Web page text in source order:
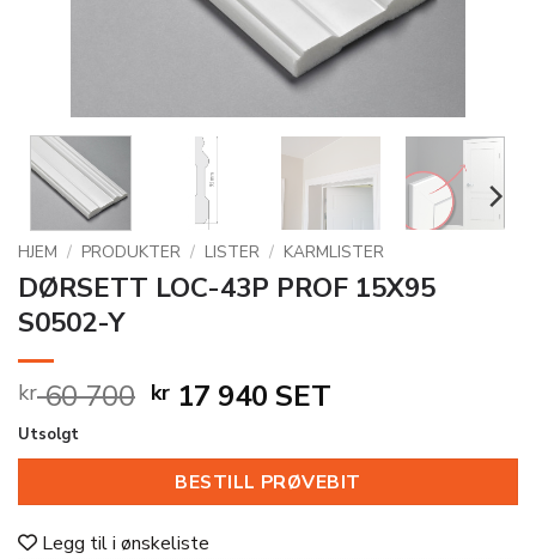
HJEM / PRODUKTER / LISTER / KARMLISTER
DØRSETT LOC-43P PROF 15X95
S0502-Y
kr60 700 Opprinnelig
var:
kr 60
700.
kr 17 940 Nåværende
er:
kr 17
940.
SET
Utsolgt
BESTILL PRØVEBIT
Legg til i ønskeliste